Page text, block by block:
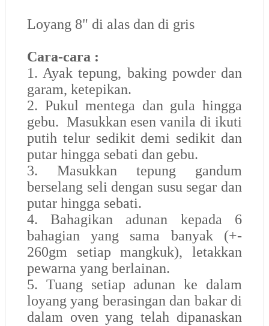
Loyang 8" di alas dan di gris
Cara-cara :
1. Ayak tepung, baking powder dan
garam, ketepikan.
2. Pukul mentega dan gula hingga
gebu. Masukkan esen vanila di ikuti
putih telur sedikit demi sedikit dan
putar hingga sebati dan gebu.
3. Masukkan tepung gandum
berselang seli dengan susu segar dan
putar hingga sebati.
4. Bahagikan adunan kepada 6
bahagian yang sama banyak (+-
260gm setiap mangkuk), letakkan
pewarna yang berlainan.
5. Tuang setiap adunan ke dalam
loyang yang berasingan dan bakar di
dalam oven yang telah dipanaskan